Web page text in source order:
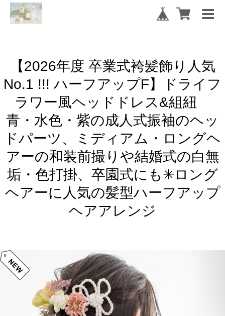
【2026年度 卒業式袴髪飾り人気
No.1 !!! ハーフアップF】ドライフ
ラワー風ヘッドドレス&組紐
青・水色・紫の成人式振袖のヘッ
ドパーツ、ミディアム・ロングヘ
アーの和装前撮りや結婚式の白無
垢・色打掛、卒園式にも✳︎ロング
ヘアーに人気の髪型ハーフアップ
ヘアアレンジ